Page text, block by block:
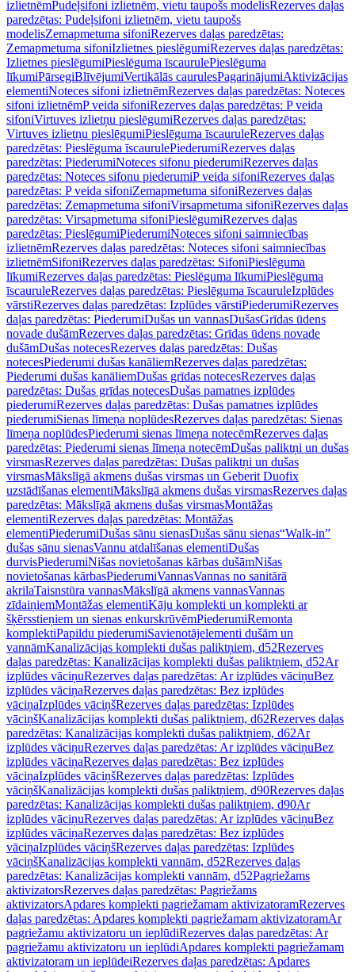
izlietnēmPudeļsifoni izlietnēm, vietu taupošs modelisRezerves daļas
paredzētas: Pudeļsifoni izlietnēm, vietu taupošs
modelisZemapmetuma sifoniRezerves daļas paredzētas:
Zemapmetuma sifoniIzlietnes pieslēgumiRezerves daļas paredzētas:
Izlietnes pieslēgumiPieslēguma īscaurulePieslēguma
līkumiPārsegiBlīvējumiVertikālās caurulesPagarinājumiAktivizācijas
elementiNoteces sifoni izlietnēmRezerves daļas paredzētas: Noteces
sifoni izlietnēmP veida sifoniRezerves daļas paredzētas: P veida
sifoniVirtuves izlietņu pieslēgumiRezerves daļas paredzētas:
Virtuves izlietņu pieslēgumiPieslēguma īscauruleRezerves daļas
paredzētas: Pieslēguma īscaurulePiederumiRezerves daļas
paredzētas: PiederumiNoteces sifonu piederumiRezerves daļas
paredzētas: Noteces sifonu piederumiP veida sifoniRezerves daļas
paredzētas: P veida sifoniZemapmetuma sifoniRezerves daļas
paredzētas: Zemapmetuma sifoniVirsapmetuma sifoniRezerves daļas
paredzētas: Virsapmetuma sifoniPieslēgumiRezerves daļas
paredzētas: PieslēgumiPiederumiNoteces sifoni saimniecības
izlietnēmRezerves daļas paredzētas: Noteces sifoni saimniecības
izlietnēmSifoniRezerves daļas paredzētas: SifoniPieslēguma
līkumiRezerves daļas paredzētas: Pieslēguma līkumiPieslēguma
īscauruleRezerves daļas paredzētas: Pieslēguma īscauruleIzplūdes
vārstiRezerves daļas paredzētas: Izplūdes vārstiPiederumiRezerves
daļas paredzētas: PiederumiDušas un vannasDušasGrīdas ūdens
novade dušāmRezerves daļas paredzētas: Grīdas ūdens novade
dušāmDušas notecesRezerves daļas paredzētas: Dušas
notecesPiederumi dušas kanāliemRezerves daļas paredzētas:
Piederumi dušas kanāliemDušas grīdas notecesRezerves daļas
paredzētas: Dušas grīdas notecesDušas pamatnes izplūdes
piederumiRezerves daļas paredzētas: Dušas pamatnes izplūdes
piederumiSienas līmeņa noplūdesRezerves daļas paredzētas: Sienas
līmeņa noplūdesPiederumi sienas līmeņa notecēmRezerves daļas
paredzētas: Piederumi sienas līmeņa notecēmDušas paliktņi un dušas
virsmasRezerves daļas paredzētas: Dušas paliktņi un dušas
virsmasMākslīgā akmens dušas virsmas un Geberit Duofix
uzstādīšanas elementiMākslīgā akmens dušas virsmasRezerves daļas
paredzētas: Mākslīgā akmens dušas virsmasMontāžas
elementiRezerves daļas paredzētas: Montāžas
elementiPiederumiDušas sānu sienasDušas sānu sienas“Walk-in”
dušas sānu sienasVannu atdalīšanas elementiDušas
durvisPiederumiNišas novietošanas kārbas dušāmNišas
novietošanas kārbasPiederumiVannasVannas no sanitārā
akrilaTaisnstūra vannasMākslīgā akmens vannasVannas
zīdaiņiemMontāžas elementiKāju komplekti un komplekti ar
šķērsstieņiem un sienas enkurskrūvēmPiederumiRemonta
komplektiPapildu piederumiSavienotājelementi dušām un
vannāmKanalizācijas komplekti dušas paliktņiem, d52Rezerves
daļas paredzētas: Kanalizācijas komplekti dušas paliktņiem, d52Ar
izplūdes vāciņuRezerves daļas paredzētas: Ar izplūdes vāciņuBez
izplūdes vāciņaRezerves daļas paredzētas: Bez izplūdes
vāciņaIzplūdes vāciņšRezerves daļas paredzētas: Izplūdes
vāciņšKanalizācijas komplekti dušas paliktņiem, d62Rezerves daļas
paredzētas: Kanalizācijas komplekti dušas paliktņiem, d62Ar
izplūdes vāciņuRezerves daļas paredzētas: Ar izplūdes vāciņuBez
izplūdes vāciņaRezerves daļas paredzētas: Bez izplūdes
vāciņaIzplūdes vāciņšRezerves daļas paredzētas: Izplūdes
vāciņšKanalizācijas komplekti dušas paliktņiem, d90Rezerves daļas
paredzētas: Kanalizācijas komplekti dušas paliktņiem, d90Ar
izplūdes vāciņuRezerves daļas paredzētas: Ar izplūdes vāciņuBez
izplūdes vāciņaRezerves daļas paredzētas: Bez izplūdes
vāciņaIzplūdes vāciņšRezerves daļas paredzētas: Izplūdes
vāciņšKanalizācijas komplekti vannām, d52Rezerves daļas
paredzētas: Kanalizācijas komplekti vannām, d52Pagriežams
aktivizatorsRezerves daļas paredzētas: Pagriežams
aktivizatorsApdares komplekti pagriežamam aktivizatoramRezerves
daļas paredzētas: Apdares komplekti pagriežamam aktivizatoramAr
pagriežamu aktivizatoru un ieplūdiRezerves daļas paredzētas: Ar
pagriežamu aktivizatoru un ieplūdiApdares komplekti pagriežamam
aktivizatoram un ieplūdeiRezerves daļas paredzētas: Apdares